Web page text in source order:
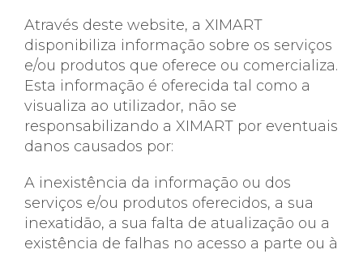
Através deste website, a XIMART
disponibiliza informação sobre os serviços
e/ou produtos que oferece ou comercializa.
Esta informação é oferecida tal como a
visualiza ao utilizador, não se
responsabilizando a XIMART por eventuais
danos causados ​​por:
A inexistência da informação ou dos
serviços e/ou produtos oferecidos, a sua
inexatidão, a sua falta de atualização ou a
existência de falhas no acesso a parte ou à